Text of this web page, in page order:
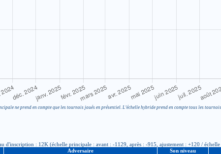
ne prend en compte que les tournois joués en présentiel. L’échelle hybride prend en compte tous les
d'inscription : 12K (échelle principale : avant : -1129, après : -915, ajustement : +120 /
Adversaire Son niveau